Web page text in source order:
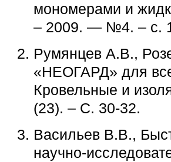
мономерами и
– 2009. — №4. – с.
Румянцев А.В.,
«НЕОГАРД» для
Кровельные и
(23). – С. 30-32.
Васильев В.В.,
научно-